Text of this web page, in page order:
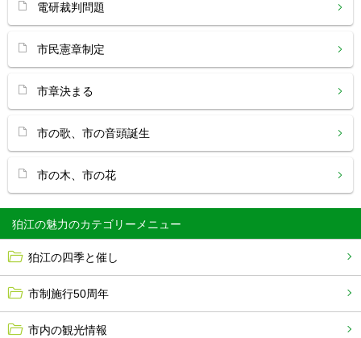
狛江の魅力
狛江の四季と催し
市制施行50周年
市内の観光情報
電研裁判問題
市民憲章制定
市章決まる
市の歌、市の音頭誕生
市の木、市の花